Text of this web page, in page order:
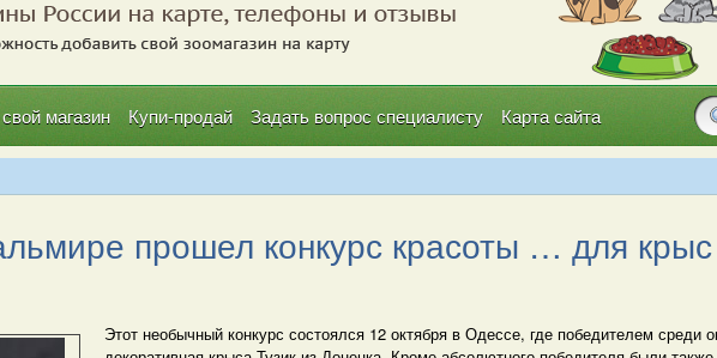
магазин Купи-продай Задать вопрос специалисту Карта сайта
прошел конкурс красоты … для крыс
Этот необычный конкурс состоялся 12 октября в Одессе, где победителем среди